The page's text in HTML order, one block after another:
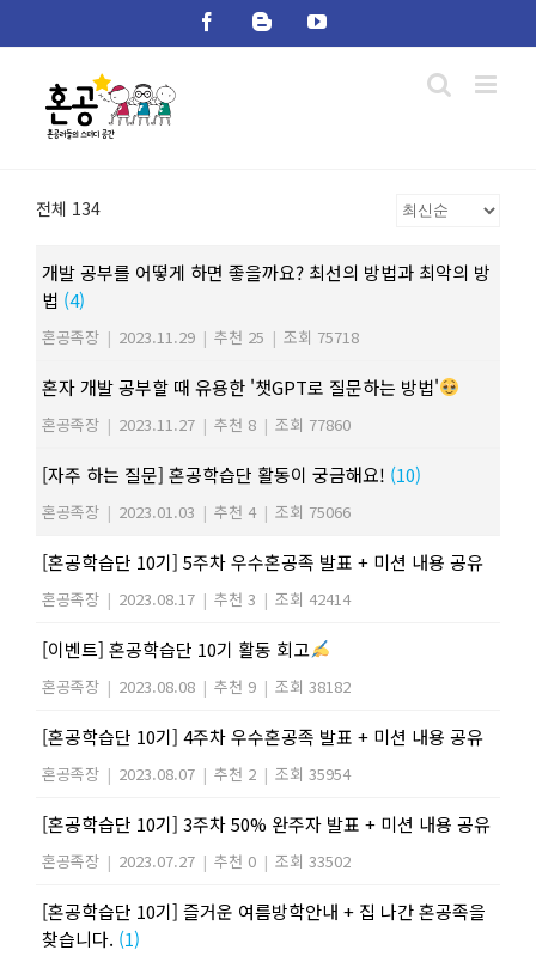
FacebookBloggerYouTube
전체 134
개발 공부를 어떻게 하면 좋을까요? 최선의 방법과 최악의 방
법 (4)
혼공족장 | 2023.11.29 | 추천 25 | 조회 75718
혼자 개발 공부할 때 유용한 '챗GPT로 질문하는 방법'
혼공족장 | 2023.11.27 | 추천 8 | 조회 77860
[자주 하는 질문] 혼공학습단 활동이 궁금해요! (10)
혼공족장 | 2023.01.03 | 추천 4 | 조회 75066
[혼공학습단 10기] 5주차 우수혼공족 발표 + 미션 내용 공유
혼공족장 | 2023.08.17 | 추천 3 | 조회 42414
[이벤트] 혼공학습단 10기 활동 회고
혼공족장 | 2023.08.08 | 추천 9 | 조회 38182
[혼공학습단 10기] 4주차 우수혼공족 발표 + 미션 내용 공유
혼공족장 | 2023.08.07 | 추천 2 | 조회 35954
[혼공학습단 10기] 3주차 50% 완주자 발표 + 미션 내용 공유
혼공족장 | 2023.07.27 | 추천 0 | 조회 33502
[혼공학습단 10기] 즐거운 여름방학안내 + 집 나간 혼공족을
찾습니다. (1)